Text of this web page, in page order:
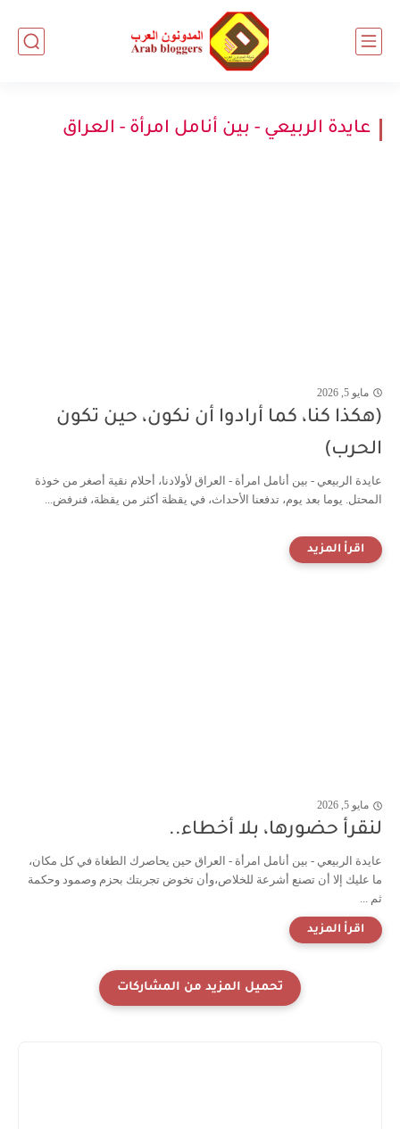
عايدة الربيعي - بين أنامل امرأة - العراق
مايو 5, 2026
(هكذا كنا، كما أرادوا أن نكون، حين تكون
الحرب)
عايدة الربيعي - بين أنامل امرأة - العراق لأولادنا، أحلام نقية أصغر من خوذة
المحتل. يوما بعد يوم، تدفعنا الأحداث، في يقظة أكثر من يقظة، فنرفض...
مايو 5, 2026
لنقرأ حضورها، بلا أخطاء..
عايدة الربيعي - بين أنامل امرأة - العراق حين يحاصرك الطغاة في كل مكان،
ما عليك إلا أن تصنع أشرعة للخلاص،وأن تخوض تجربتك بحزم وصمود وحكمة
ثم ...